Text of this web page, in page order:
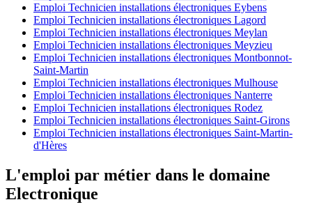
Emploi Technicien installations électroniques Eybens
Emploi Technicien installations électroniques Lagord
Emploi Technicien installations électroniques Meylan
Emploi Technicien installations électroniques Meyzieu
Emploi Technicien installations électroniques Montbonnot-
Saint-Martin
Emploi Technicien installations électroniques Mulhouse
Emploi Technicien installations électroniques Nanterre
Emploi Technicien installations électroniques Rodez
Emploi Technicien installations électroniques Saint-Girons
Emploi Technicien installations électroniques Saint-Martin-
d'Hères
L'emploi par métier dans le domaine
Electronique